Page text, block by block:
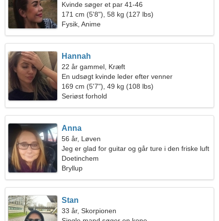
Kvinde søger et par 41-46
171 cm (5'8"), 58 kg (127 lbs)
Fysik, Anime
Hannah
22 år gammel, Kræft
En udsøgt kvinde leder efter venner
169 cm (5'7"), 49 kg (108 lbs)
Seriøst forhold
Anna
56 år, Løven
Jeg er glad for guitar og går ture i den friske luft
Doetinchem
Bryllup
Stan
33 år, Skorpionen